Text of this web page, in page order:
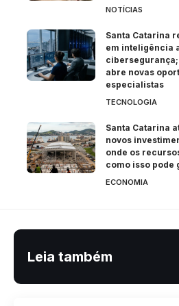
NOTÍCIAS
Santa Catarina
em inteligência
cibersegurança;
abre novas
especialistas
TECNOLOGIA
Santa Catarina
novos
onde os
como isso pode
ECONOMIA
Leia também